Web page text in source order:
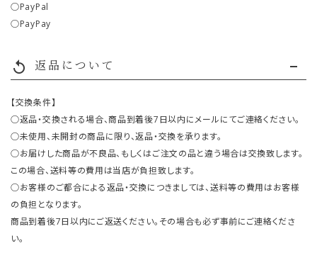
○PayPal
○PayPay
replay 返品について
【交換条件】
○返品・交換される場合、商品到着後7日以内にメールにてご連絡ください。
○未使用、未開封の商品に限り、返品・交換を承ります。
○お届けした商品が不良品、もしくはご注文の品と違う場合は交換致します。
この場合、送料等の費用は当店が負担致します。
○お客様のご都合による返品・交換につきましては、送料等の費用はお客様
の負担となります。
商品到着後7日以内にご返送ください。その場合も必ず事前にご連絡くださ
い。